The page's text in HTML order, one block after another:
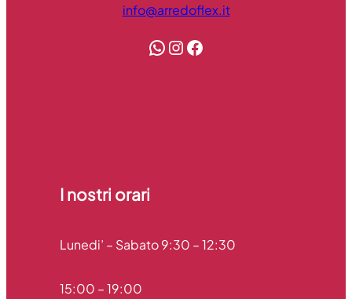
info@arredoflex.it
WhatsApp InstagramFacebook
I nostri orari​
Lunedi’ – Sabato 9:30 – 12:30
15:00 – 19:00